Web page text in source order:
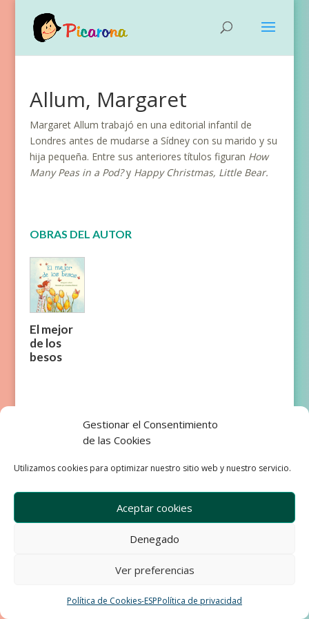
Gestionar el Consentimiento
de las Cookies
Utilizamos cookies para optimizar nuestro sitio web y nuestro servicio.
Aceptar cookies
Denegado
Ver preferencias
Política de Cookies-ESPPolítica de privacidad
Allum, Margaret
Margaret Allum trabajó en una editorial infantil de
Londres antes de mudarse a Sídney con su marido y su
hija pequeña. Entre sus anteriores títulos figuran How
Many Peas in a Pod?y Happy Christmas, Little Bear.
OBRAS DEL AUTOR
El mejor
de los
besos
Condiciones de Venta
Política de privacidad
Política de Cookies
Development & Design by Ixole